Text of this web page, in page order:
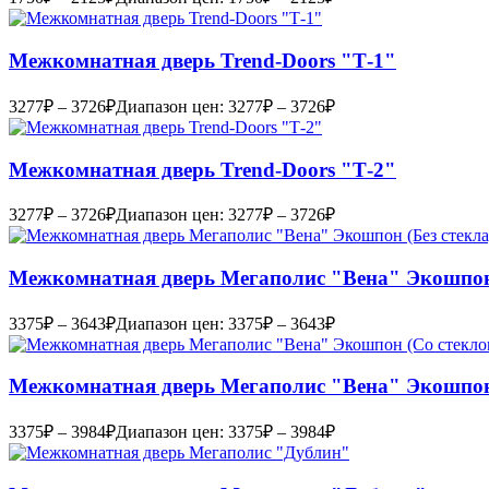
Межкомнатная дверь Trend-Doоrs "Т-1"
3277₽ – 3726₽Диапазон цен: 3277₽ – 3726₽
Межкомнатная дверь Trend-Doоrs "Т-2"
3277₽ – 3726₽Диапазон цен: 3277₽ – 3726₽
Межкомнатная дверь Мегаполис "Вена" Экошпон
3375₽ – 3643₽Диапазон цен: 3375₽ – 3643₽
Межкомнатная дверь Мегаполис "Вена"
3375₽ – 3984₽Диапазон цен: 3375₽ – 3984₽